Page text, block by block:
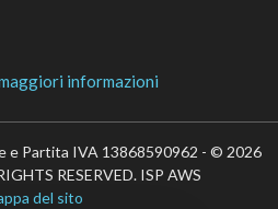
informazioni
e Partita IVA 13868590962 - © 2026
RESERVED. ISP AWS
del sito